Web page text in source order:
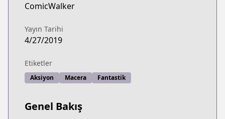
ComicWalker
Yayın Tarihi
4/27/2019
Etiketler
Aksiyon Macera Fantastik
Genel Bakış